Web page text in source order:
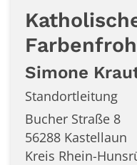
Farbenfroh
Simone
Standortleitung
Bucher Straße 8
56288 Kastellaun
Kreis Rhein-